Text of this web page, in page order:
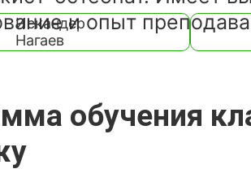
и опыт
Искандер
Нагаев
обучения